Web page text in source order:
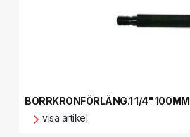
BORRKRONFÖRLÄNG.1 1/4" 100MM
visa artikel